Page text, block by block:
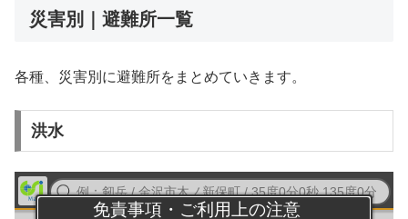
災害別｜避難所一覧
各種、災害別に避難所をまとめていきます。
洪水